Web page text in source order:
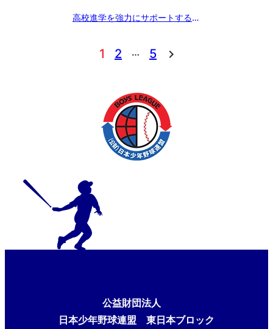
高校進学を強力にサポートする新
ゴー）に作新学院高 女子硬式野
球部、京都外大西高 女子硬式野
女子部が新たに参加!!
1 2 … 5
公益財団法人
日本少年野球連盟 東日本ブロック